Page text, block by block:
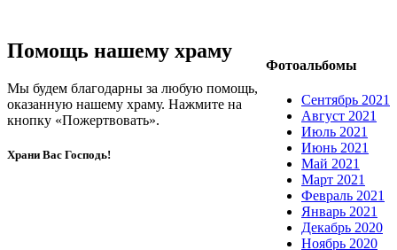
Фотоальбомы
Сентябрь 2021
Август 2021
Июль 2021
Июнь 2021
Май 2021
Март 2021
Февраль 2021
Январь 2021
Декабрь 2020
Ноябрь 2020
Помощь нашему храму
Мы будем благодарны за любую помощь,
оказанную нашему храму. Нажмите на
кнопку «Пожертвовать».
Храни Вас Господь!